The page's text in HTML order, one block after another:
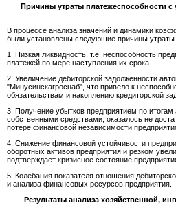
Причины утраты платежеспособности
В процессе анализа значений и динамики
были установлены следующие причины утраты
1. Низкая ликвидность, т.е. неспособность
платежей по мере наступления их срока.
2. Увеличение дебиторской задолженности
"Минусинскагроснаб", что привело к
обязательствам и накоплению кредиторской
3. Получение убытков предприятием по
собственными средствами, оказалось не
потере финансовой независимости
4. Снижение финансовой устойчивости
оборотных активов предприятия и резком
подтверждает кризисное состояние
5. Колебания показателя отношения
и анализа финансовых ресурсов предприятия.
Результаты анализа хозяйственной,